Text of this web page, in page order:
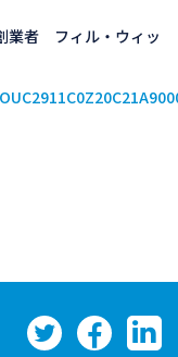
業者 フィル・ウィッ